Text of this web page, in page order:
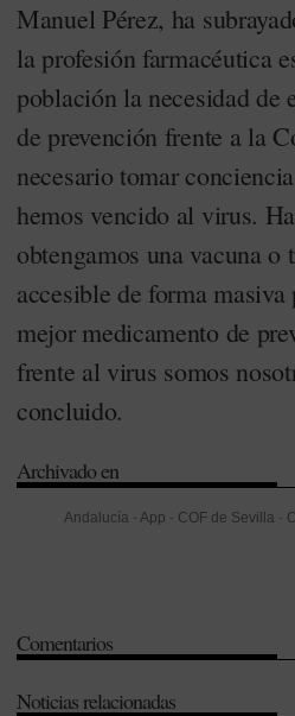
Manuel Pérez, ha
la profesión farmacéutica
población la necesidad de
de prevención frente a la
necesario tomar
hemos vencido al virus.
obtengamos una vacuna
accesible de forma
mejor medicamento de
frente al virus somos
concluido.
Archivado en
Andalucía - App - COF de Sevilla -
Comentarios
Noticias relacionadas